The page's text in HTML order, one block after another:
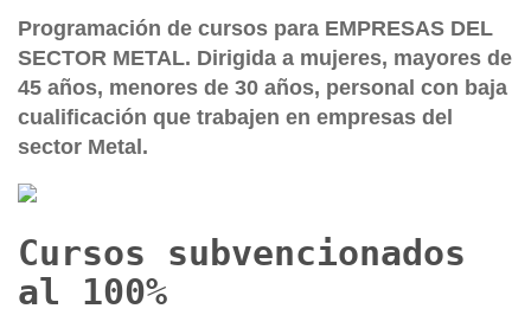
Programación de cursos para EMPRESAS DEL
SECTOR METAL. Dirigida a mujeres, mayores de
45 años, menores de 30 años, personal con baja
cualificación que trabajen en empresas del
sector Metal.
Cursos subvencionados
al 100%